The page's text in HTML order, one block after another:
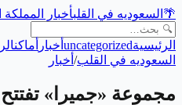
🌴 السعوديه في القلبأخبار المملكة
الرئيسيةuncategorized أخبار أماكن
السعوديه في القلب/ أخبار
مجموعة «جميرا»